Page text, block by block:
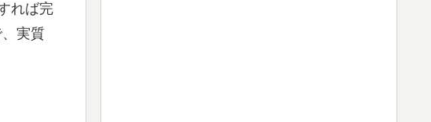
れば完
実質